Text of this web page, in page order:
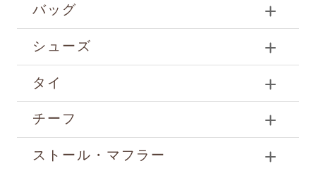
バッグ
シューズ
タイ
チーフ
ストール・マフラー